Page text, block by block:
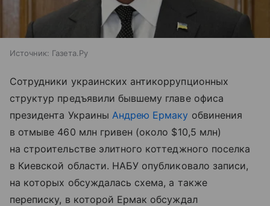
Источник: Газета.Ру
Сотрудники украинских антикоррупционных
структур предъявили бывшему главе офиса
президента Украины Андрею Ермаку обвинения
в отмыве 460 млн гривен (около $10,5 млн)
на строительстве элитного коттеджного поселка
в Киевской области. НАБУ опубликовало записи,
на которых обсуждалась схема, а также
переписку, в которой Ермак обсуждал